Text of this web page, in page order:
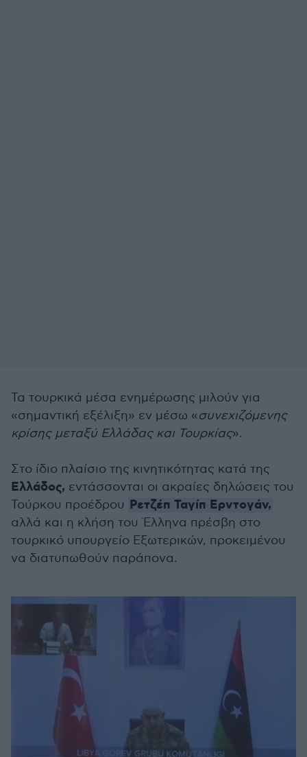
Τα τουρκικά μέσα ενημέρωσης μιλούν για
«σημαντική εξέλιξη» εν μέσω «συνεχιζόμενης
κρίσης μεταξύ Ελλάδας και Τουρκίας».
Στο ίδιο πλαίσιο της κινητικότητας κατά της
Ελλάδος, εντάσσονται οι ακραίες δηλώσεις του
Τούρκου προέδρου Ρετζέπ Ταγίπ Ερντογάν,
αλλά και η κλήση του Έλληνα πρέσβη στο
τουρκικό υπουργείο Εξωτερικών, προκειμένου
να διατυπωθούν παράπονα.